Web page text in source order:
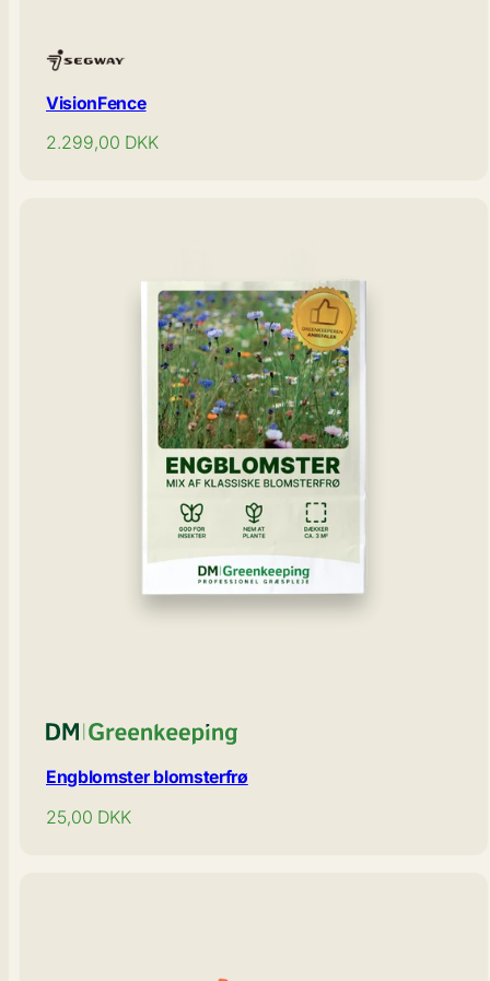
VisionFence
Normal
2.299,00 DKK
Engblomster blomsterfrø
Normal
25,00 DKK